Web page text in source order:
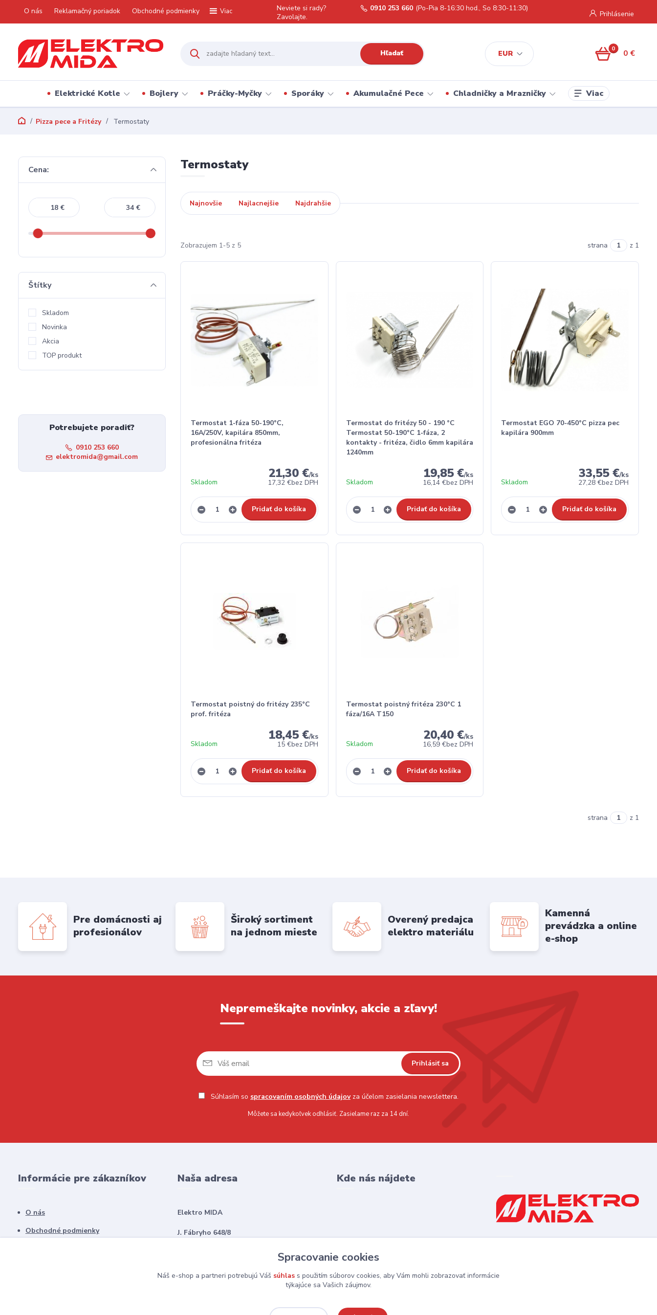
O nás Reklamačný poriadok Obchodné podmienky Viac
EUR
Prihlásenie
Hľadať
Neviete si rady?
Zavolajte.
0910 253 660 (Po-Pia 8-16:30 hod., So 8:30-11:30)
0 0 €
Elektrické Kotle Bojlery Práčky-Myčky Sporáky Akumulačné Pece Chladničky a Mrazničky Viac
Pizza pece a Fritézy Termostaty
Termostaty
Najnovšie Najlacnejšie Najdrahšie
Zobrazujem 1-5 z 5 strana z 1
Termostat 1-fáza 50-190°C,
16A/250V, kapilára 850mm,
profesionálna fritéza
21,30 €/ks
17,32 €bez DPH
Skladom
Pridať do košíka
Termostat do fritézy 50 - 190 °C
Termostat 50-190°C 1-fáza, 2
kontakty - fritéza, čidlo 6mm kapilára
1240mm
19,85 €/ks
16,14 €bez DPH
Skladom
Pridať do košíka
Termostat EGO 70-450°C pizza pec
kapilára 900mm
33,55 €/ks
27,28 €bez DPH
Skladom
Pridať do košíka
Termostat poistný do fritézy 235°C
prof. fritéza
18,45 €/ks
15 €bez DPH
Skladom
Pridať do košíka
Termostat poistný fritéza 230°C 1
fáza/16A T150
20,40 €/ks
16,59 €bez DPH
Skladom
Pridať do košíka
strana z 1
Cena:
€ €
Štítky
Skladom
Novinka
Akcia
TOP produkt
Potrebujete poradiť?
0910 253 660
elektromida@gmail.com
Pre domácnosti aj
profesionálov
Široký sortiment
na jednom mieste
Overený predajca
elektro materiálu
Kamenná
prevádzka a online
e-shop
Nepremeškajte novinky, akcie a zľavy!
Prihlásiť sa
Súhlasím so spracovaním osobných údajovza účelom zasielania newslettera.
Môžete sa kedykoľvek odhlásiť. Zasielame raz za 14 dní.
Informácie pre zákazníkov
O nás
Obchodné podmienky
Naša adresa
Elektro MIDA
J. Fábryho 648/8
Kde nás nájdete
Spracovanie cookies
Náš e-shop a partneri potrebujú Váš súhlas s použitím súborov cookies, aby Vám mohli zobrazovať informácie
týkajúce sa Vašich záujmov.